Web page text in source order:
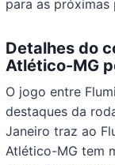
para as próximas
Detalhes do
Atlético-MG
O jogo entre
destaques da
Janeiro traz ao
Atlético-MG tem